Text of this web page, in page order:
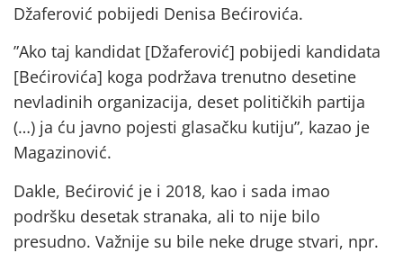
Džaferović pobijedi Denisa Bećirovića.
”Ako taj kandidat [Džaferović] pobijedi kandidata
[Bećirovića] koga podržava trenutno desetine
nevladinih organizacija, deset političkih partija
(…) ja ću javno pojesti glasačku kutiju”, kazao je
Magazinović.
Dakle, Bećirović je i 2018, kao i sada imao
podršku desetak stranaka, ali to nije bilo
presudno. Važnije su bile neke druge stvari, npr.